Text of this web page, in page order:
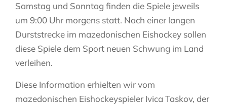
Samstag und Sonntag finden die Spiele jeweils
um 9:00 Uhr morgens statt. Nach einer langen
Durststrecke im mazedonischen Eishockey sollen
diese Spiele dem Sport neuen Schwung im Land
verleihen.
Diese Information erhielten wir vom
mazedonischen Eishockeyspieler Ivica Taskov, der